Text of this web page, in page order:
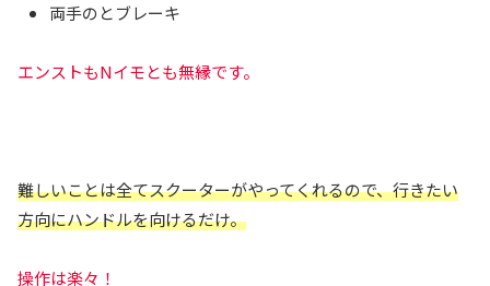
両手のとブレーキ
エンストもNイモとも無縁です。
難しいことは全てスクーターがやってくれるので、行きたい
方向にハンドルを向けるだけ。
操作は楽々！